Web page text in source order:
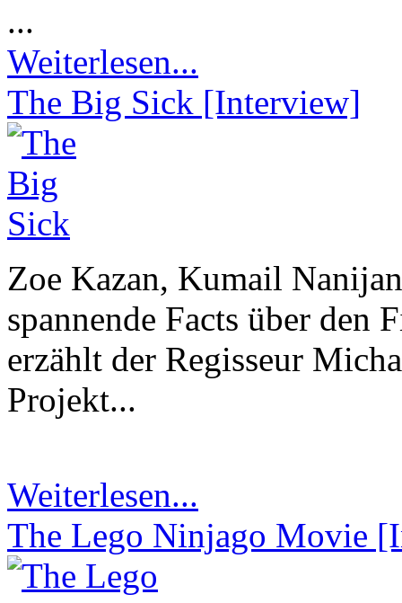
...
Weiterlesen...
The Big Sick [Interview]
Zoe Kazan, Kumail
spannende Facts über
erzählt der Regisseur
Projekt...
Weiterlesen...
The Lego Ninjago Movie